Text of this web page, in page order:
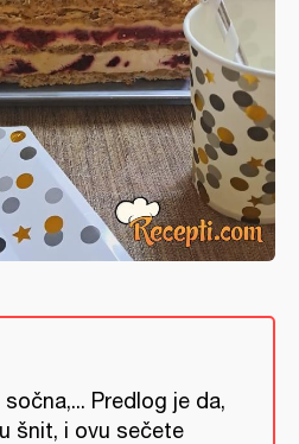
Predlog je da,
šnit, i ovu sečete